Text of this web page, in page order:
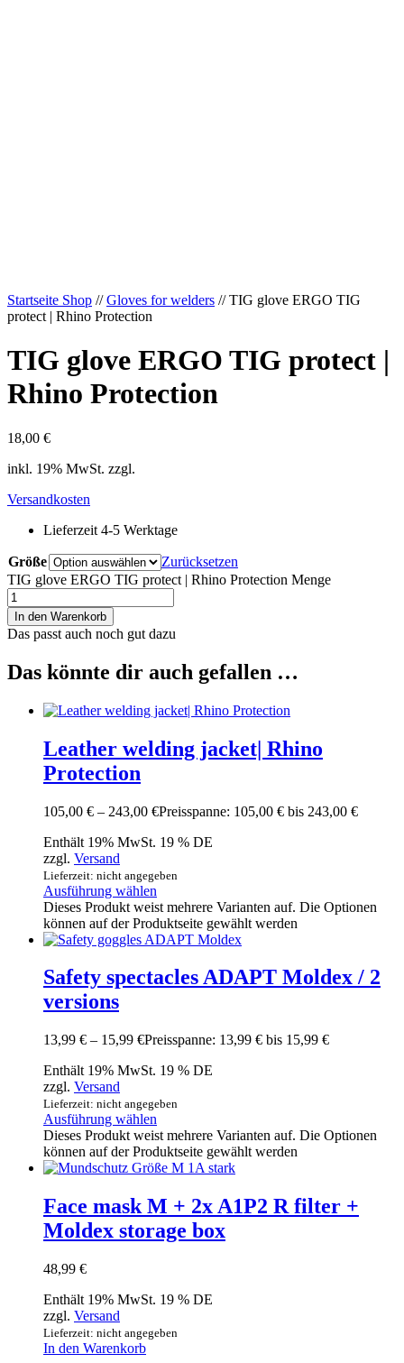
Startseite Shop //Gloves for welders // TIG glove ERGO TIG
protect | Rhino Protection
TIG glove ERGO TIG protect |
Rhino Protection
18,00 €
inkl. 19% MwSt. zzgl.
Versandkosten
Lieferzeit 4-5 Werktage
Größe
Zurücksetzen
TIG glove ERGO TIG protect | Rhino Protection Menge
In den Warenkorb
Das passt auch noch gut dazu
Das könnte dir auch gefallen …
Leather welding jacket| Rhino
Protection
105,00 € – 243,00 €Preisspanne: 105,00 € bis 243,00 €
Enthält 19% MwSt. 19 % DE
zzgl. Versand
Lieferzeit: nicht angegeben
Ausführung wählen
Dieses Produkt weist mehrere Varianten auf. Die Optionen
können auf der Produktseite gewählt werden
Safety spectacles ADAPT Moldex / 2
versions
13,99 € – 15,99 €Preisspanne: 13,99 € bis 15,99 €
Enthält 19% MwSt. 19 % DE
zzgl. Versand
Lieferzeit: nicht angegeben
Ausführung wählen
Dieses Produkt weist mehrere Varianten auf. Die Optionen
können auf der Produktseite gewählt werden
Face mask M + 2x A1P2 R filter +
Moldex storage box
48,99 €
Enthält 19% MwSt. 19 % DE
zzgl. Versand
Lieferzeit: nicht angegeben
In den Warenkorb